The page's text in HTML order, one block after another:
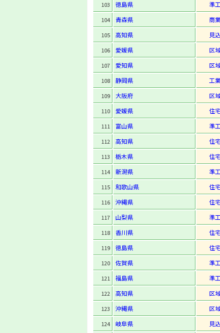
103 徳島県 準
104 青森県 商
105 高知県 見
106 愛媛県 区
107 愛知県 区
108 静岡県 工
109 大阪府 区
110 愛媛県 住
111 富山県 準
112 高知県 住
113 栃木県 住
114 新潟県 準
115 和歌山県 住
116 沖縄県 住
117 山梨県 準
118 香川県 住
119 徳島県 住
120 佐賀県 準
121 福島県 準
122 高知県 区
123 沖縄県 区
124 岐阜県 見